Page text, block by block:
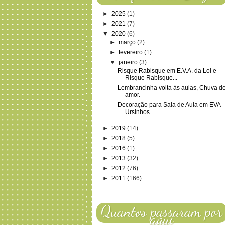
► 2025 (1)
► 2021 (7)
▼ 2020 (6)
►março(2)
►fevereiro(1)
▼janeiro(3)
Risque Rabisque em E.V.A. da Lol e
Risque Rabisque...
Lembrancinha volta às aulas, Chuva
amor.
Decoração para Sala de Aula em EVA
Ursinhos.
► 2019 (14)
► 2018 (5)
► 2016 (1)
► 2013 (32)
► 2012 (76)
► 2011 (166)
Quantos passaram por
aqui